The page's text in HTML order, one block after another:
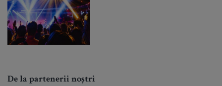
De la partenerii noștri